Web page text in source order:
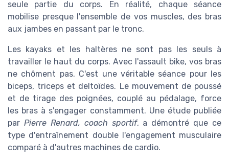
seule partie du corps. En réalité, chaque séance
mobilise presque l'ensemble de vos muscles, des bras
aux jambes en passant par le tronc.
Les kayaks et les haltères ne sont pas les seuls à
travailler le haut du corps. Avec l'assault bike, vos bras
ne chôment pas. C'est une véritable séance pour les
biceps, triceps et deltoïdes. Le mouvement de poussé
et de tirage des poignées, couplé au pédalage, force
les bras à s'engager constamment. Une étude publiée
par Pierre Renard, coach sportif, a démontré que ce
type d'entraînement double l'engagement musculaire
comparé à d'autres machines de cardio.